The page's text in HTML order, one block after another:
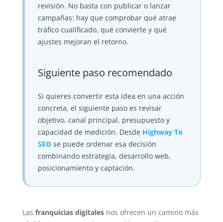
revisión. No basta con publicar o lanzar
campañas: hay que comprobar qué atrae
tráfico cualificado, qué convierte y qué
ajustes mejoran el retorno.
Siguiente paso recomendado
Si quieres convertir esta idea en una acción
concreta, el siguiente paso es revisar
objetivo, canal principal, presupuesto y
capacidad de medición. Desde Highway To
SEOse puede ordenar esa decisión
combinando estrategia, desarrollo web,
posicionamiento y captación.
Las franquicias digitalesnos ofrecen un camino más